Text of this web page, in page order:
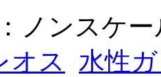
ノンスケー
オス
水性